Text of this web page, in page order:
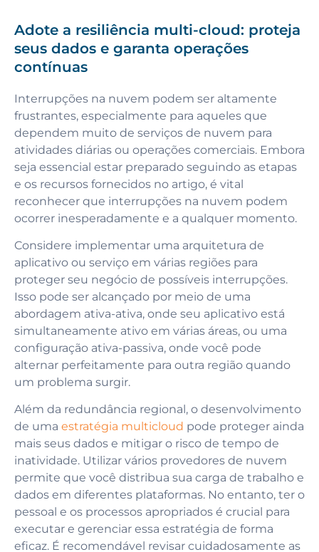
Adote a resiliência multi-cloud: proteja
seus dados e garanta operações
contínuas
Interrupções na nuvem podem ser altamente
frustrantes, especialmente para aqueles que
dependem muito de serviços de nuvem para
atividades diárias ou operações comerciais. Embora
seja essencial estar preparado seguindo as etapas
e os recursos fornecidos no artigo, é vital
reconhecer que interrupções na nuvem podem
ocorrer inesperadamente e a qualquer momento.
Considere implementar uma arquitetura de
aplicativo ou serviço em várias regiões para
proteger seu negócio de possíveis interrupções.
Isso pode ser alcançado por meio de uma
abordagem ativa-ativa, onde seu aplicativo está
simultaneamente ativo em várias áreas, ou uma
configuração ativa-passiva, onde você pode
alternar perfeitamente para outra região quando
um problema surgir.
Além da redundância regional, o desenvolvimento
de uma estratégia multicloud pode proteger ainda
mais seus dados e mitigar o risco de tempo de
inatividade. Utilizar vários provedores de nuvem
permite que você distribua sua carga de trabalho e
dados em diferentes plataformas. No entanto, ter o
pessoal e os processos apropriados é crucial para
executar e gerenciar essa estratégia de forma
eficaz. É recomendável revisar cuidadosamente as